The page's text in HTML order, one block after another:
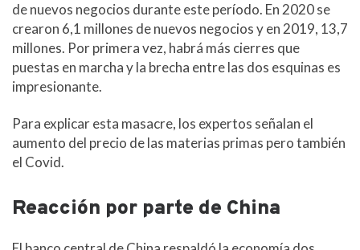
de nuevos negocios durante este período. En 2020 se
crearon 6,1 millones de nuevos negocios y en 2019, 13,7
millones. Por primera vez, habrá más cierres que
puestas en marcha y la brecha entre las dos esquinas es
impresionante.
Para explicar esta masacre, los expertos señalan el
aumento del precio de las materias primas pero también
el Covid.
Reacción por parte de China